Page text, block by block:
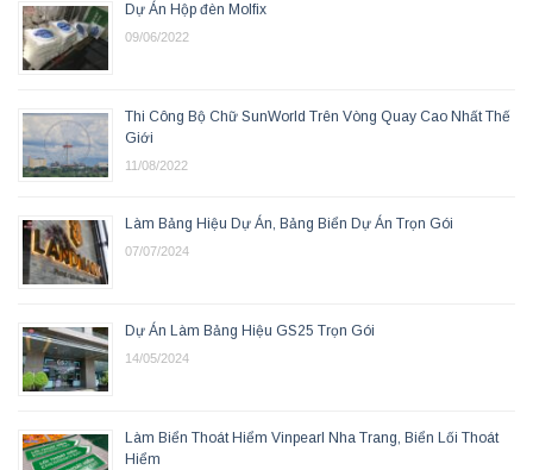
Dự Án Hộp đèn Molfix
09/06/2022
Thi Công Bộ Chữ SunWorld Trên Vòng Quay Cao Nhất Thế
Giới
11/08/2022
Làm Bảng Hiệu Dự Án, Bảng Biển Dự Án Trọn Gói
07/07/2024
Dự Án Làm Bảng Hiệu GS25 Trọn Gói
14/05/2024
Làm Biển Thoát Hiểm Vinpearl Nha Trang, Biển Lối Thoát
Hiểm